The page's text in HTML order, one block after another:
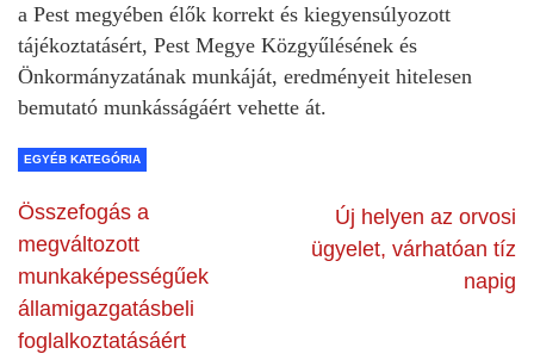
a Pest megyében élők korrekt és kiegyensúlyozott
tájékoztatásért, Pest Megye Közgyűlésének és
Önkormányzatának munkáját, eredményeit hitelesen
bemutató munkásságáért vehette át.
EGYÉB KATEGÓRIA
Összefogás a
megváltozott
munkaképességűek
államigazgatásbeli
foglalkoztatásáért
Új helyen az orvosi
ügyelet, várhatóan tíz
napig